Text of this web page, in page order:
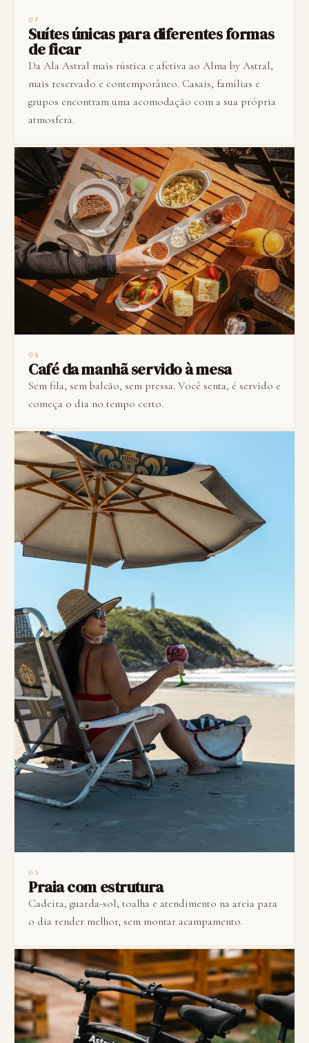
07
Suítes únicas para diferentes formas
de ficar
Da Ala Astral mais rústica e afetiva ao Alma by Astral,
mais reservado e contemporâneo. Casais, famílias e
grupos encontram uma acomodação com a sua própria
atmosfera.
04
Café da manhã servido à mesa
Sem fila, sem balcão, sem pressa. Você senta, é servido e
começa o dia no tempo certo.
05
Praia com estrutura
Cadeira, guarda-sol, toalha e atendimento na areia para
o dia render melhor, sem montar acampamento.